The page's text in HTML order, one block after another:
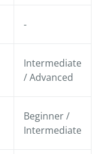
-
Intermediate
/ Advanced
Beginner /
Intermediate